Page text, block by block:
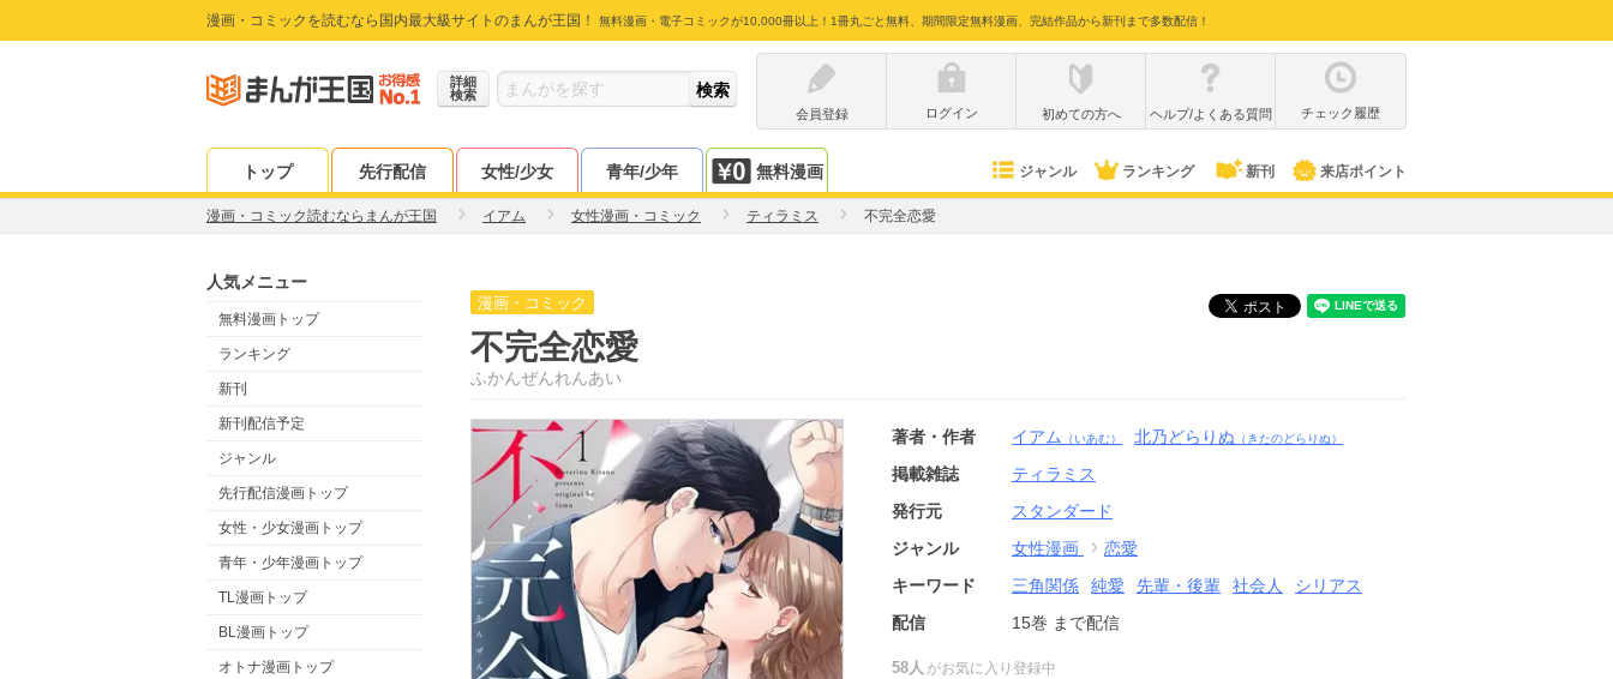
漫画・コミックを読むなら国内最大級サイトのまんが王国！ 無料漫画・電子コミックが10,000冊以上！1冊丸ごと無料、期間限定無料漫画、完結作品から新刊まで多数配信！
詳細
検索
会員登録
ログイン 初めての方へ ヘルプ/よくある質問 チェック履歴
トップ 先行配信 女性/少女 青年/少年 無料漫画 ジャンル ランキング 新刊 来店ポイント
漫画・コミック読むならまんが王国 イアム 女性漫画・コミック ティラミス 不完全恋愛
人気メニュー
無料漫画トップ
ランキング
新刊
新刊配信予定
ジャンル
先行配信漫画トップ
女性・少女漫画トップ
青年・少年漫画トップ
TL漫画トップ
BL漫画トップ
オトナ漫画トップ
漫画・コミック
不完全恋愛
ふかんぜんれんあい
著者・作者 イアム （いあむ） 北乃どらりぬ （きたのどらりぬ）
掲載雑誌
ティラミス
発行元
スタンダード
ジャンル
女性漫画
恋愛
キーワード
三角関係 純愛 先輩・後輩 社会人
シリアス
配信
15巻 まで配信
58人 がお気に入り登録中